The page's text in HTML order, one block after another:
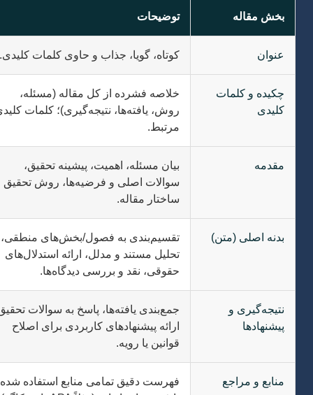
بخش مقاله توضیحات
عنوان کوتاه، گویا، جذاب و حاوی کلمات کلیدی.
چکیده و کلمات
کلیدی
خلاصه فشرده از کل مقاله (مسئله،
روش، یافته‌ها، نتیجه‌گیری)؛ کلمات کلیدی
مرتبط.
مقدمه
بیان مسئله، اهمیت، پیشینه تحقیق،
سوالات اصلی و فرضیه‌ها، روش تحقیق و
ساختار مقاله.
بدنه اصلی (متن)
تقسیم‌بندی به فصول/بخش‌های منطقی،
تحلیل مستند و مدلل، ارائه استدلال‌های
حقوقی، نقد و بررسی دیدگاه‌ها.
نتیجه‌گیری و
پیشنهادها
جمع‌بندی یافته‌ها، پاسخ به سوالات تحقیق،
ارائه پیشنهادهای کاربردی برای اصلاح
قوانین یا رویه.
منابع و مراجع
فهرست دقیق تمامی منابع استفاده شده